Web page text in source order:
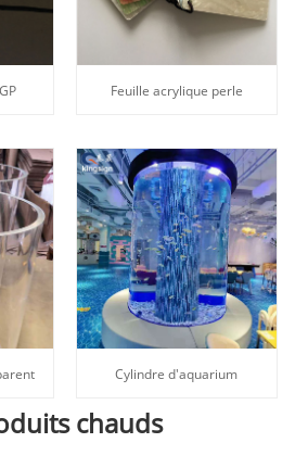
Feuille acrylique perle
Cylindre d'aquarium
chauds